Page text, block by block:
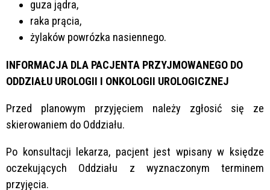
guza jądra,
raka prącia,
żylaków powrózka nasiennego.
INFORMACJA DLA PACJENTA PRZYJMOWANEGO DO
ODDZIAŁU UROLOGII I ONKOLOGII UROLOGICZNEJ
Przed planowym przyjęciem należy zgłosić się ze
skierowaniem do Oddziału.
Po konsultacji lekarza, pacjent jest wpisany w księdze
oczekujących Oddziału z wyznaczonym terminem
przyjęcia.